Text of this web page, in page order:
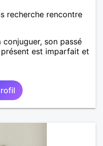
recherche rencontre
son passé
est imparfait et